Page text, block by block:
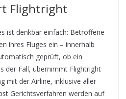
Flightright
ist denkbar einfach: Betroffene
ihres Fluges ein – innerhalb
geprüft, ob ein
der Fall, übernimmt Flightright
mit der Airline, inklusive aller
Gerichtsverfahren werden auf